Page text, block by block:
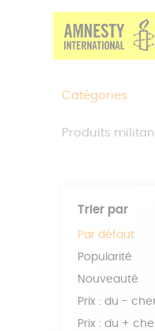
Catégories
Produits
Trier par
Par défaut
Popularité
Nouveauté
Prix : du -
Prix : du +